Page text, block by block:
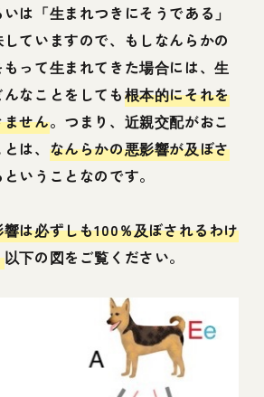
は「生まれつきにそうである」
ていますので、もしなんらかの
って生まれてきた場合には、生
なことをしても根本的にそれを
せん。つまり、近親交配がおこ
は、 なんらかの悪影響が及ぼさ
いうことなのです。
は必ずしも100％及ぼされるわけ
以下の図をご覧ください。